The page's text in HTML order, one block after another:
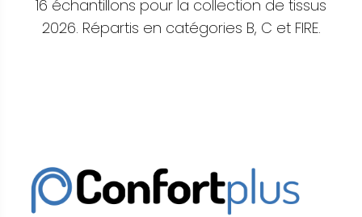
16 échantillons pour la collection de tissus
2026. Répartis en catégories B, C et FIRE.